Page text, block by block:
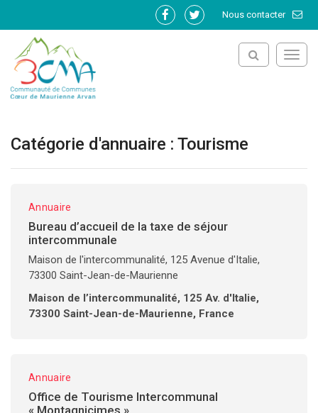
Nous contacter
Lien
Lien
Catégorie d'annuaire : Tourisme
Annuaire
Bureau d’accueil de la taxe de séjour
intercommunale
Maison de l'intercommunalité, 125 Avenue d'Italie,
73300 Saint-Jean-de-Maurienne
Maison de l’intercommunalité, 125 Av. d'Italie,
73300 Saint-Jean-de-Maurienne, France
Annuaire
Office de Tourisme Intercommunal